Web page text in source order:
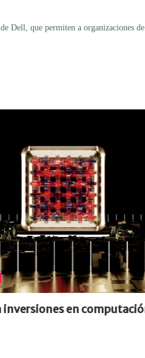
Dell, que permiten a organizaciones
en